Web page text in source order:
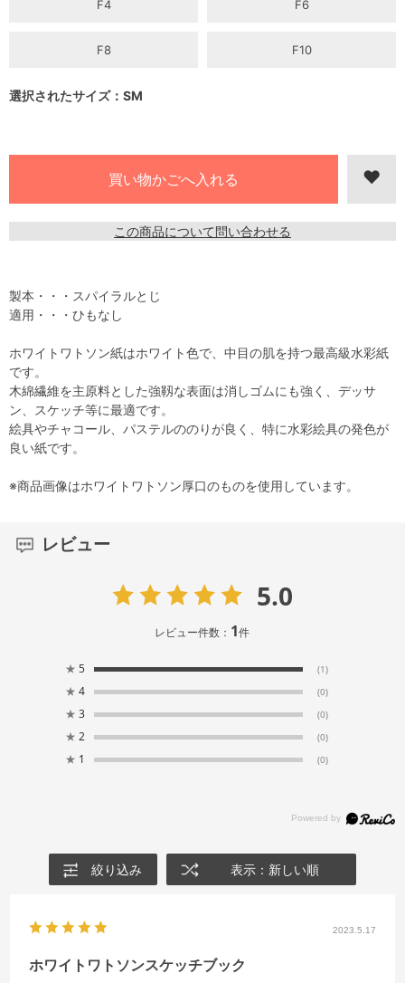
F4 F6
F8 F10
選択されたサイズ：SM
この商品について問い合わせる
製本・・・スパイラルとじ
適用・・・ひもなし
ホワイトワトソン紙はホワイト色で、中目の肌を持つ最高級水彩紙
です。
木綿繊維を主原料とした強靱な表面は消しゴムにも強く、デッサ
ン、スケッチ等に最適です。
絵具やチャコール、パステルののりが良く、特に水彩絵具の発色が
良い紙です。
※商品画像はホワイトワトソン厚口のものを使用しています。
レビュー
5.0
レビュー件数： 1件
★ 5 (1)
★ 4 (0)
★ 3 (0)
★ 2 (0)
★ 1 (0)
絞り込み 表示：新しい順
2023.5.17
ホワイトワトソンスケッチブック